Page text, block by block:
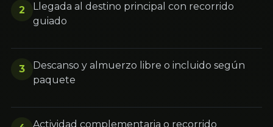
2
Llegada al destino principal con recorrido
guiado
3
Descanso y almuerzo libre o incluido según
paquete
Actividad complementaria o recorrido